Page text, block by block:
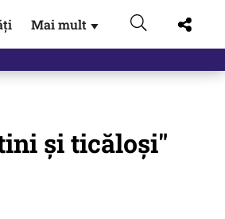
Mai mult ▼
și ticăloși"